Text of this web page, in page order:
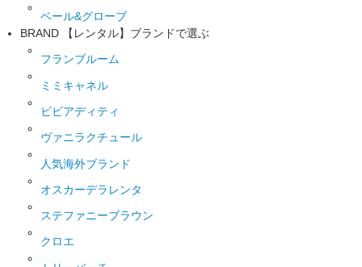
ベール&グローブ
BRAND
【レンタル】ブランドで選ぶ
フランブルーム
ミミキャネル
ビビアディティ
ヴァニラクチュール
人気海外ブランド
オスカーデラレンタ
ステファニーブラウン
クロエ